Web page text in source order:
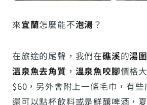
來宜蘭怎麼能不泡湯 ？
在旅途的尾聲，我們在礁溪的湯
溫泉魚去角質 ， 溫泉魚咬腳價格
$60，另外會附上一條毛巾，有些
還可以點杯飲料或是鮮釀啤酒，